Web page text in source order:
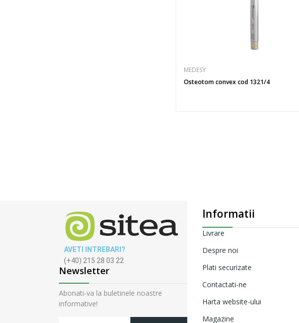
MEDESY
Osteotom convex cod 1321/4
AVETI INTREBARI?
(+40) 215 28 03 22
Newsletter
Abonati-va la buletinele noastre
informative!
Informatii
Livrare
Despre noi
Plati securizate
Contactati-ne
Harta website-ului
Magazine